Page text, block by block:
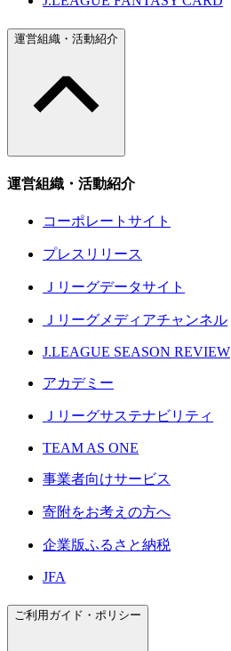
運営組織・活動紹介
運営組織・活動紹介
コーポレートサイト
プレスリリース
Ｊリーグデータサイト
Ｊリーグメディアチャンネル
J.LEAGUE SEASON REVIEW
アカデミー
Ｊリーグサステナビリティ
TEAM AS ONE
事業者向けサービス
寄附をお考えの方へ
企業版ふるさと納税
JFA
ご利用ガイド・ポリシー